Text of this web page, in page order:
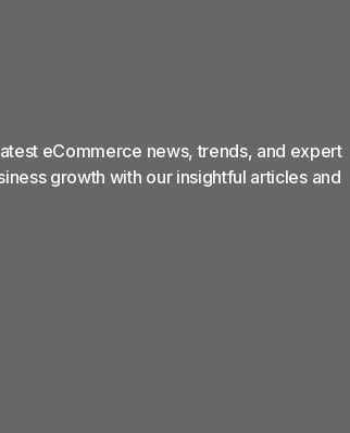
eCommerce news, trends, and expert
growth with our insightful articles and